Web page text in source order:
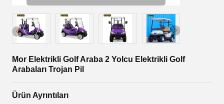
Mor Elektrikli Golf Araba 2 Yolcu Elektrikli Golf
Arabaları Trojan Pil
Ürün Ayrıntıları